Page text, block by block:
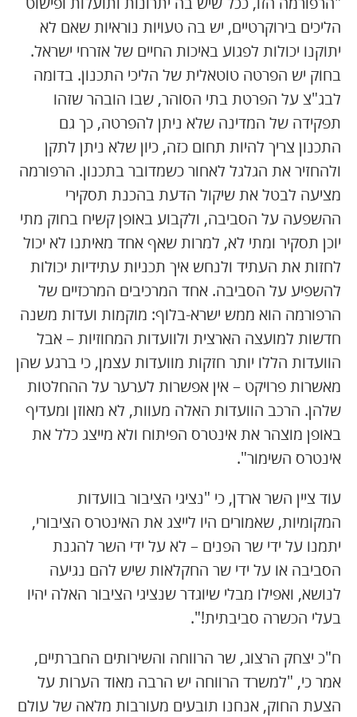
הליכים בירוקרטיים, יש בה טעויות נוראיות שאם לא
יתוקנו יכולות לפגוע באיכות החיים של אזרחי ישראל.
בחוק יש הפרטה טוטאלית של הליכי התכנון. בדומה
לבג"צ על הפרטת בתי הסוהר, שבו הובהר שזהו
תפקידה של המדינה שלא ניתן להפרטה, כך גם
התכנון צריך להיות תחום כזה, כיון שלא ניתן לתקן
ולהחזיר את הגלגל לאחור כשמדובר בתכנון. הרפורמה
מציעה לבטל את שיקול הדעת בהכנת תסקירי
ההשפעה על הסביבה, ולקבוע באופן קשיח בחוק מתי
יוכן תסקיר ומתי לא, למרות שאף אחד מאיתנו לא יכול
לחזות את העתיד ולנחש איך תכניות עתידיות יכולות
להשפיע על הסביבה. אחד המרכיבים המרכזיים של
הרפורמה הוא ממש ישרא-בלוף: מוקמות ועדות משנה
חדשות למועצה הארצית ולוועדות המחוזיות – אבל
הוועדות הללו יותר חזקות מוועדות עצמן, כי ברגע שהן
מאשרות פרויקט – אין אפשרות לערער על ההחלטות
שלהן. הרכב הוועדות האלה מעוות, לא מאוזן ומעדיף
באופן מוצהר את אינטרס הפיתוח ולא מייצג כלל את
אינטרס השימור".
עוד ציין השר ארדן, כי "נציגי הציבור בוועדות
המקומיות, שאמורים היו לייצג את האינטרס הציבורי,
יתמנו על ידי שר הפנים – לא על ידי השר להגנת
הסביבה או על ידי שר החקלאות שיש להם נגיעה
לנושא, ואפילו מבלי שיוגדר שנציגי הציבור האלה יהיו
בעלי הכשרה סביבתית!".
ח"כ יצחק הרצוג, שר הרווחה והשירותים החברתיים,
אמר כי, "למשרד הרווחה יש הרבה מאוד הערות על
הצעת החוק, אנחנו תובעים מעורבות מלאה של עולם